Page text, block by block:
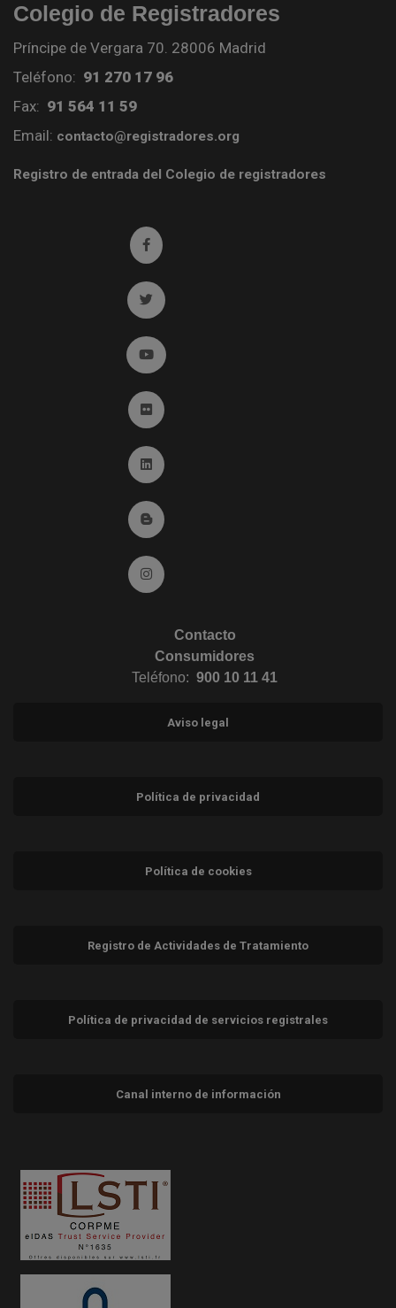
Colegio de Registradores
Príncipe de Vergara 70. 28006 Madrid
Teléfono: 91 270 17 96
Fax: 91 564 11 59
Email: contacto@registradores.org
Registro de entrada del Colegio de registradores
Ir a facebook (abre en ventana nueva)
Ir a twitter (abre en ventana nueva)
Ir a YouTube (abre en ventana nueva)
Ir a Flickr (abre en ventana nueva)
Ir a Linkedin (abre en ventana nueva)
Ir al Blog (abre en ventana nueva)
Ir a Instagram (abre en ventana nueva)
Contacto
Consumidores
Teléfono: 900 10 11 41
Aviso legal
Política de privacidad
Política de cookies
Registro de Actividades de Tratamiento
Política de privacidad de servicios registrales
Canal interno de información